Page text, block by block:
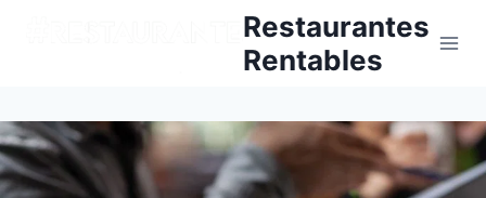
Restaurantes
Rentables